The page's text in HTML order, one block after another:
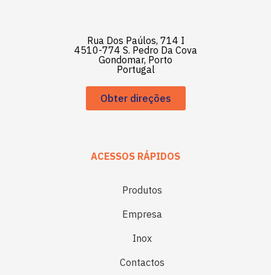
Rua Dos Paúlos, 714 I
4510-774 S. Pedro Da Cova
Gondomar, Porto
Portugal
Obter direções
ACESSOS RÁPIDOS
Produtos
Empresa
Inox
Contactos